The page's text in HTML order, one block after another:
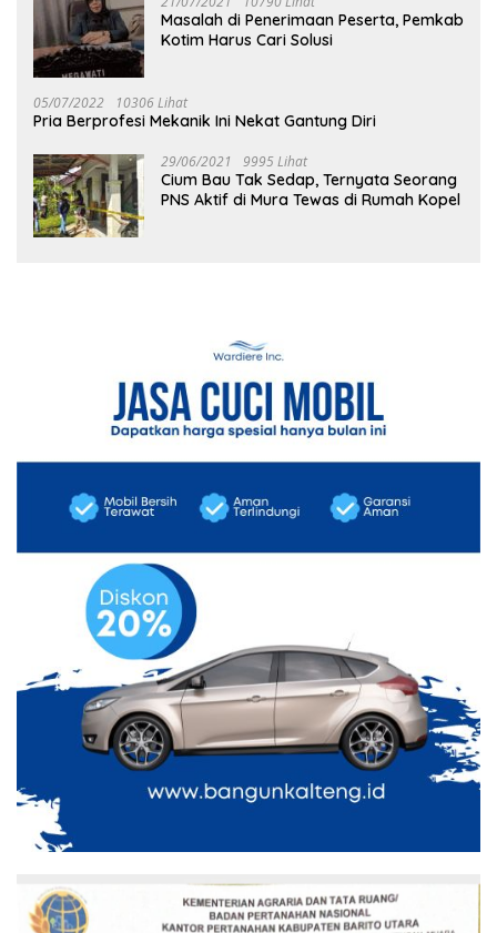
Masalah di Penerimaan Peserta, Pemkab
Kotim Harus Cari Solusi
05/07/2022 10306 Lihat
Pria Berprofesi Mekanik Ini Nekat Gantung Diri
29/06/2021 9995 Lihat
Cium Bau Tak Sedap, Ternyata Seorang
PNS Aktif di Mura Tewas di Rumah Kopel